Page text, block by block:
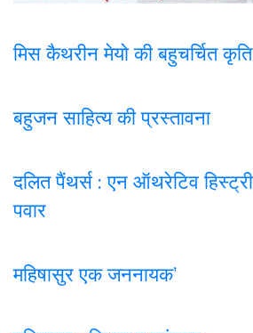
मिस कैथरीन मेयो की बहुचर्चित
बहुजन साहित्य की प्रस्तावना
दलित पैंथर्स : एन ऑथरेटिव
पवार
महिषासुर एक जननायक’